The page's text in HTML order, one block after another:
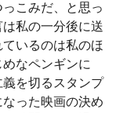
こみだ、と思っ
私の一分後に送
いるのは私のほ
なペンギンに
を切るスタンプ
った映画の決め